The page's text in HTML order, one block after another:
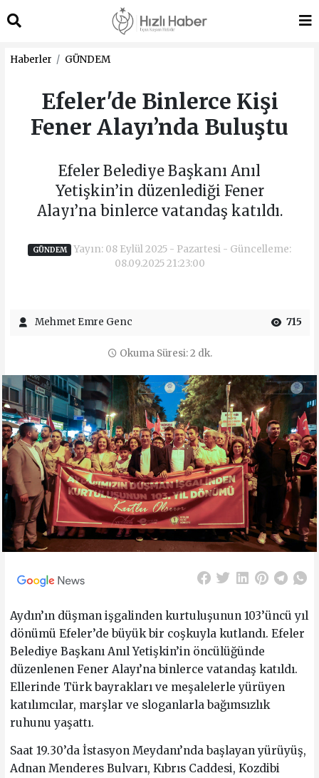
Haberler GÜNDEM
Efeler'de Binlerce Kişi
Fener Alayı’nda Buluştu
Efeler Belediye Başkanı Anıl
Yetişkin’in düzenlediği Fener
Alayı’na binlerce vatandaş katıldı.
GÜNDEM
Yayın: 08 Eylül 2025 - Pazartesi - Güncelleme:
08.09.2025 21:23:00
Mehmet Emre Genc 715
Okuma Süresi: 2 dk.
Aydın’ın düşman işgalinden kurtuluşunun 103’üncü yıl
dönümü Efeler’de büyük bir coşkuyla kutlandı. Efeler
Belediye Başkanı Anıl Yetişkin’in öncülüğünde
düzenlenen Fener Alayı’na binlerce vatandaş katıldı.
Ellerinde Türk bayrakları ve meşalelerle yürüyen
katılımcılar, marşlar ve sloganlarla bağımsızlık
ruhunu yaşattı.
Saat 19.30’da İstasyon Meydanı’nda başlayan yürüyüş,
Adnan Menderes Bulvarı, Kıbrıs Caddesi, Kozdibi